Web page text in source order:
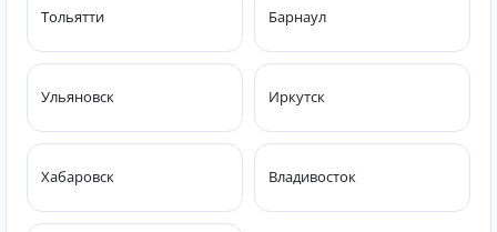
Тольятти Барнаул
Ульяновск Иркутск
Хабаровск Владивосток